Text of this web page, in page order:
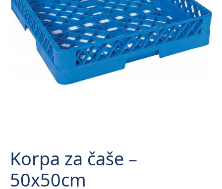
Korpa za čaše –
50x50cm